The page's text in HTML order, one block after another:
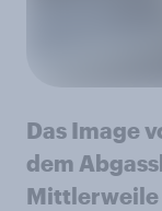
Das Image
dem
Mittlerweile